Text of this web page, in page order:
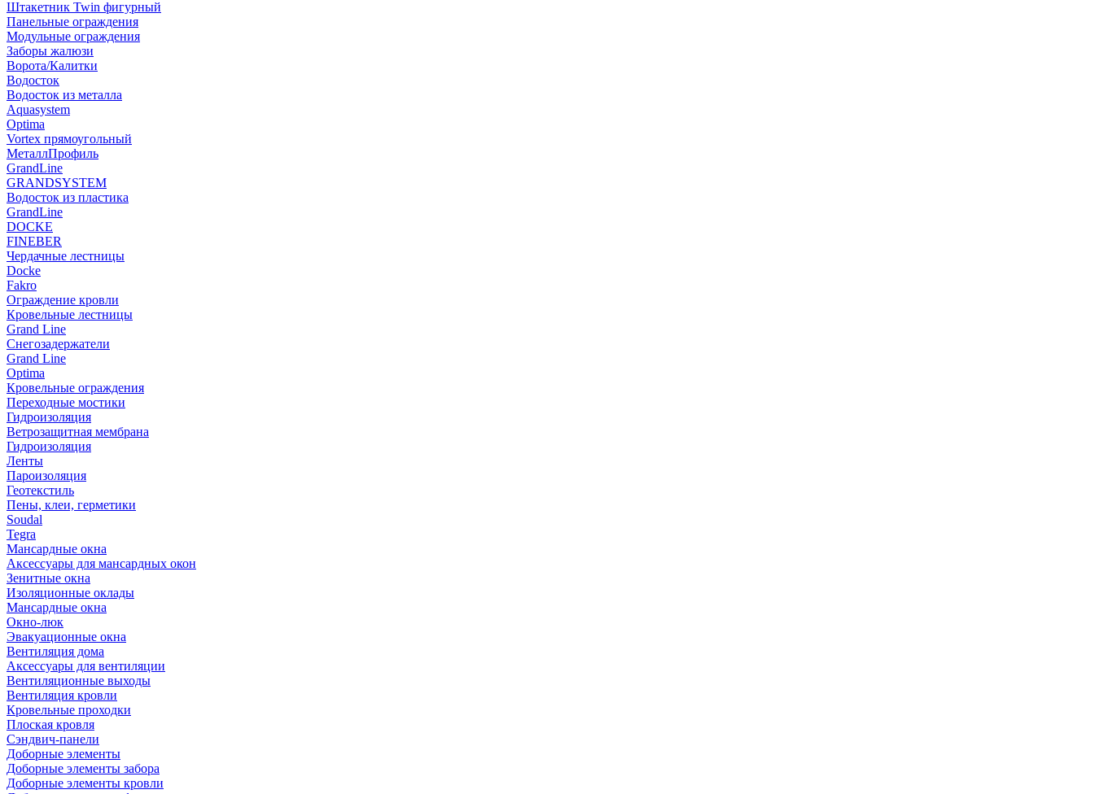
Штакетник Twin фигурный
Панельные ограждения
Модульные ограждения
Заборы жалюзи
Ворота/Калитки
Водосток
Водосток из металла
Aquasystem
Optima
Vortex прямоугольный
МеталлПрофиль
GrandLine
GRANDSYSTEM
Водосток из пластика
GrandLine
DOCKE
FINEBER
Чердачные лестницы
Docke
Fakro
Ограждение кровли
Кровельные лестницы
Grand Line
Снегозадержатели
Grand Line
Optima
Кровельные ограждения
Переходные мостики
Гидроизоляция
Ветрозащитная мембрана
Гидроизоляция
Ленты
Пароизоляция
Геотекстиль
Пены, клеи, герметики
Soudal
Tegra
Мансардные окна
Аксессуары для мансардных окон
Зенитные окна
Изоляционные оклады
Мансардные окна
Окно-люк
Эвакуационные окна
Вентиляция дома
Аксессуары для вентиляции
Вентиляционные выходы
Вентиляция кровли
Кровельные проходки
Плоская кровля
Сэндвич-панели
Доборные элементы
Доборные элементы забора
Доборные элементы кровли